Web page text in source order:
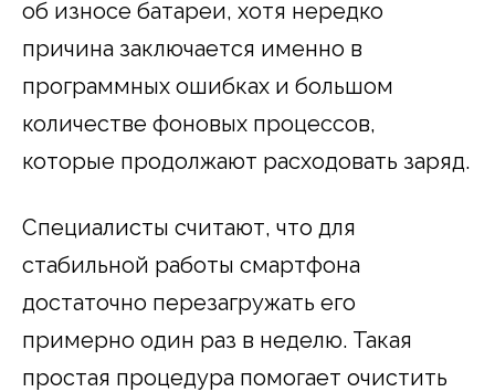
об износе батареи, хотя нередко
причина заключается именно в
программных ошибках и большом
количестве фоновых процессов,
которые продолжают расходовать заряд.
Специалисты считают, что для
стабильной работы смартфона
достаточно перезагружать его
примерно один раз в неделю. Такая
простая процедура помогает очистить